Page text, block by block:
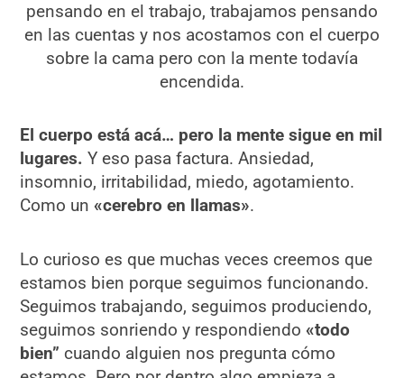
pensando en el trabajo, trabajamos pensando
en las cuentas y nos acostamos con el cuerpo
sobre la cama pero con la mente todavía
encendida.
El cuerpo está acá… pero la mente sigue en mil
lugares.Y eso pasa factura. Ansiedad,
insomnio, irritabilidad, miedo, agotamiento.
Como un «cerebro en llamas».
Lo curioso es que muchas veces creemos que
estamos bien porque seguimos funcionando.
Seguimos trabajando, seguimos produciendo,
seguimos sonriendo y respondiendo «todo
bien” cuando alguien nos pregunta cómo